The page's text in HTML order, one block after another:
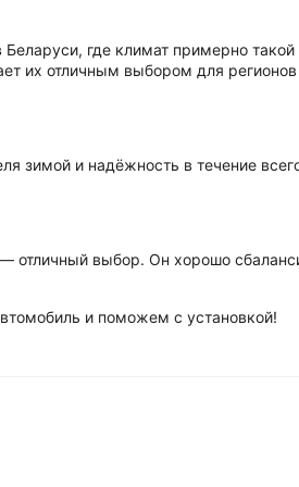
где климат примерно
их отличным выбором для
зимой и надёжность в течение
отличный выбор. Он хорошо
и поможем с установкой!